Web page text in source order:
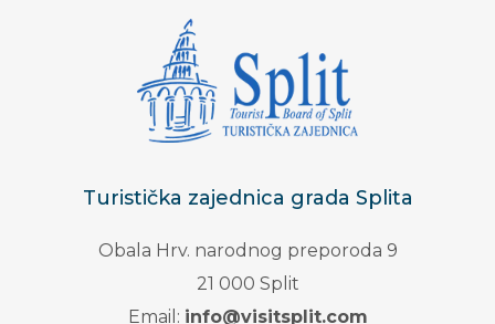
Turistička zajednica grada Splita
Obala Hrv. narodnog preporoda 9
21 000 Split
Email: info@visitsplit.com